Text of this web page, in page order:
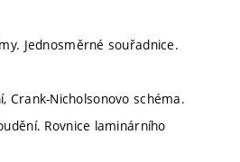
Jednosměrné souřadnice.
Crank-Nicholsonovo schéma.
Rovnice laminárního